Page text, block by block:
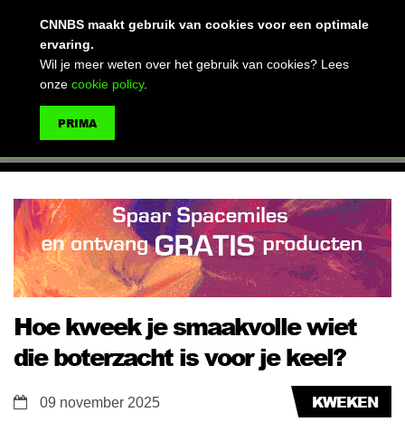
Hoe kweek je smaakvolle wiet
die boterzacht is voor je keel?
KWEKEN
09 november 2025
CNNBS maakt gebruik van cookies voor een optimale
ervaring.
Wil je meer weten over het gebruik van cookies? Lees
onze cookie policy.
PRIMA